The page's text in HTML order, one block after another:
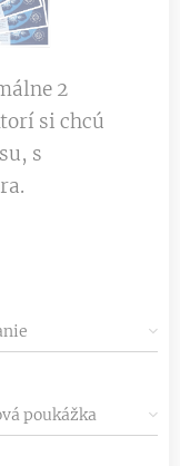
2
si chcú
s
poukážka